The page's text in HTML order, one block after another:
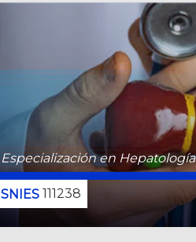
Especialización en Hepatología
111238